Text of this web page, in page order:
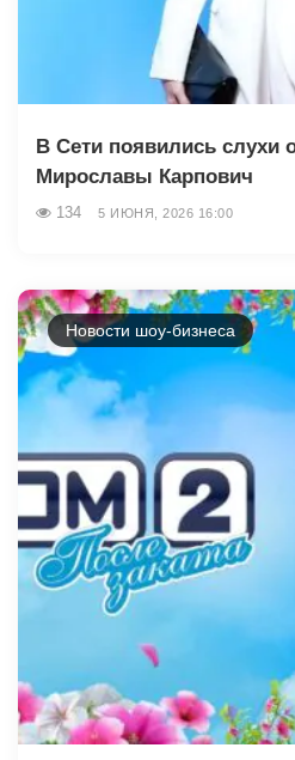
В Сети появились слухи
Мирославы Карпович
134 5 ИЮНЯ, 2026 16:00
Новости шоу-бизнеса